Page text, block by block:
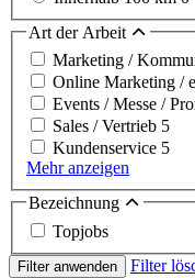
Art der Arbeit
Marketing /
Online Marketing /
Events / Messe /
Sales / Vertrieb 5
Kundenservice 5
Mehr anzeigen
Bezeichnung
Topjobs
Filter anwenden
Filter